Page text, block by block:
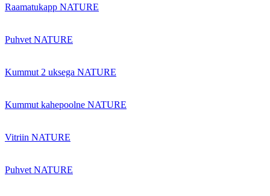
Raamatukapp NATURE
Puhvet NATURE
Kummut 2 uksega NATURE
Kummut kahepoolne NATURE
Vitriin NATURE
Puhvet NATURE